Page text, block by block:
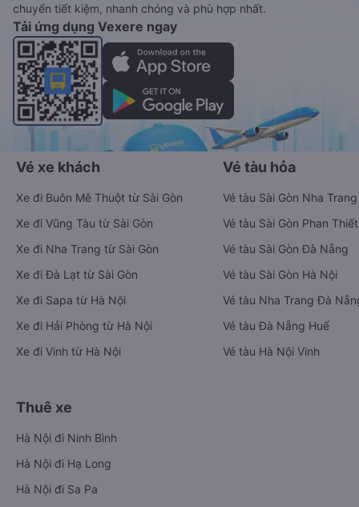
chuyển tiết kiệm, nhanh chóng và phù hợp nhất.
Tải ứng dụng Vexere ngay
Vé xe khách
Xe đi Buôn Mê Thuột từ Sài Gòn
Xe đi Vũng Tàu từ Sài Gòn
Xe đi Nha Trang từ Sài Gòn
Xe đi Đà Lạt từ Sài Gòn
Xe đi Sapa từ Hà Nội
Xe đi Hải Phòng từ Hà Nội
Xe đi Vinh từ Hà Nội
Vé tàu hỏa
Vé tàu Sài Gòn Nha Trang
Vé tàu Sài Gòn Phan Thiết
Vé tàu Sài Gòn Đà Nẵng
Vé tàu Sài Gòn Hà Nội
Vé tàu Nha Trang Đà
Vé tàu Đà Nẵng Huế
Vé tàu Hà Nội Vinh
Thuê xe
Hà Nội đi Ninh Bình
Hà Nội đi Hạ Long
Hà Nội đi Sa Pa